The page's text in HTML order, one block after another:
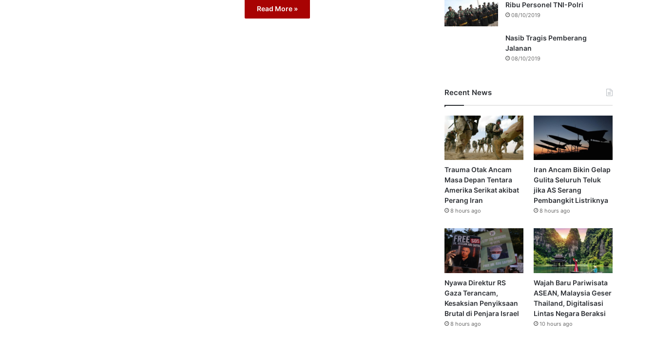
Read More »
Ribu Personel TNI-Polri
08/10/2019
Nasib Tragis Pemberang
Jalanan
08/10/2019
Recent News
Trauma Otak Ancam
Masa Depan Tentara
Amerika Serikat akibat
Perang Iran
8 hours ago
Iran Ancam Bikin Gelap
Gulita Seluruh Teluk
jika AS Serang
Pembangkit Listriknya
8 hours ago
Nyawa Direktur RS
Gaza Terancam,
Kesaksian Penyiksaan
Brutal di Penjara Israel
8 hours ago
Wajah Baru Pariwisata
ASEAN, Malaysia Geser
Thailand, Digitalisasi
Lintas Negara Beraksi
10 hours ago